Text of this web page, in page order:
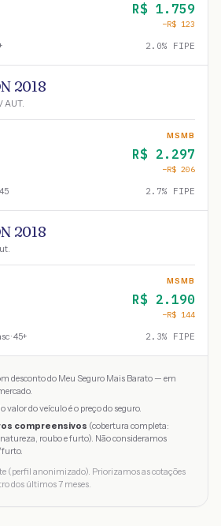
R$ 1.759
−R$ 123
2.0% FIPE
2018
AUT.
MSMB
R$ 2.297
−R$ 206
2.7% FIPE
2018
MSMB
R$ 2.190
−R$ 144
· 45+ 2.3% FIPE
desconto do Meu Seguro Mais Barato — em
valor do veículo é o preço do seguro.
compreensivos (cobertura completa:
roubo e furto). Não consideramos
furto.
(perfil anonimizado). Priorizamos as cotações
dos últimos 7 meses.